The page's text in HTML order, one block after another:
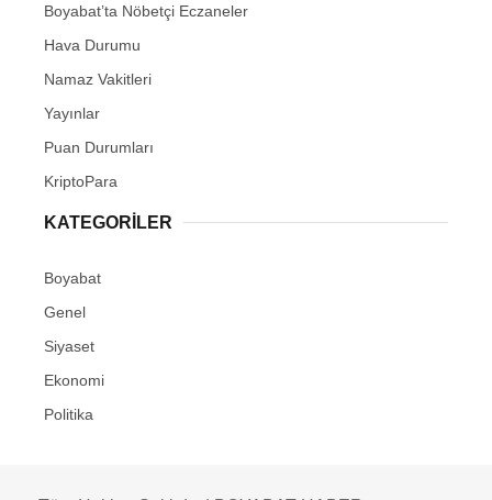
Boyabat’ta Nöbetçi Eczaneler
Hava Durumu
Namaz Vakitleri
Yayınlar
Puan Durumları
KriptoPara
KATEGORILER
Boyabat
Genel
Siyaset
Ekonomi
Politika